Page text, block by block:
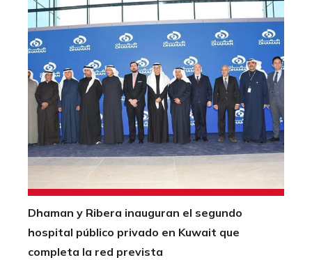
Dhaman y Ribera inauguran el segundo
hospital público privado en Kuwait que
completa la red prevista